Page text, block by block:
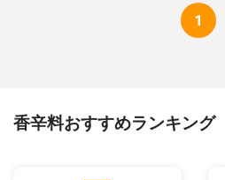
1
香辛料おすすめランキング